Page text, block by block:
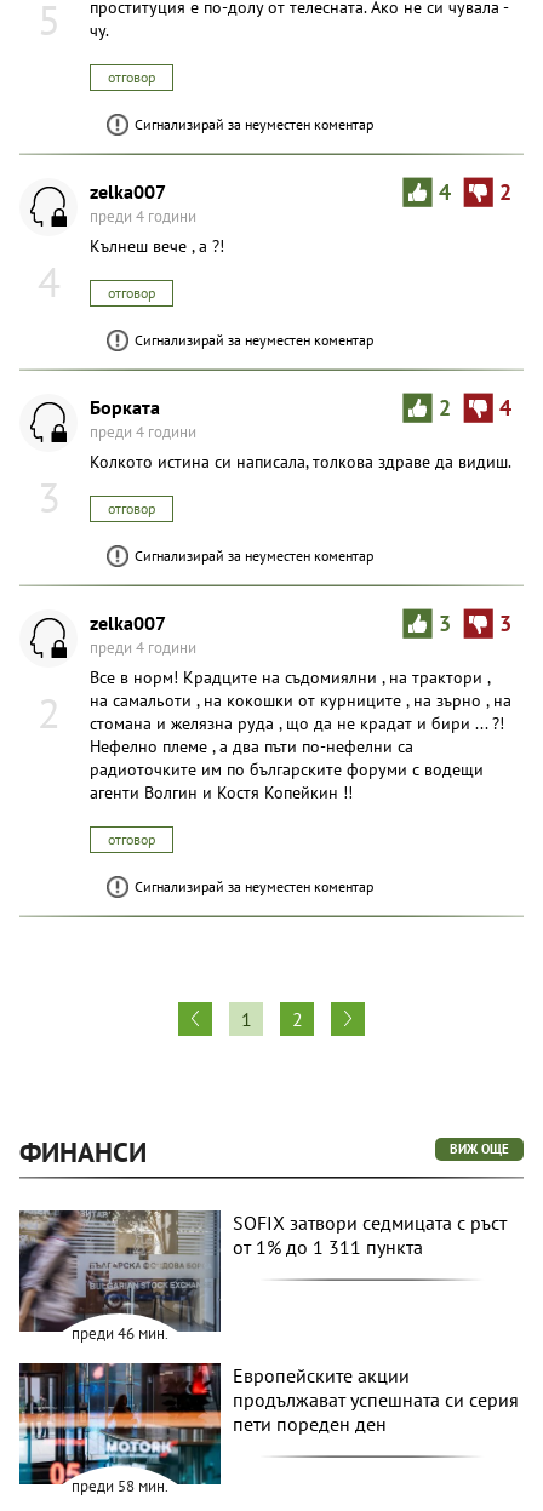
5
проституция е по-долу от телесната. Ако не си чувала -
чу.
отговор
Сигнализирай за неуместен коментар
4
4 2
zelka007
преди 4 години
Кълнеш вече , а ?!
отговор
Сигнализирай за неуместен коментар
3
2 4
Борката
преди 4 години
Колкото истина си написала, толкова здраве да видиш.
отговор
Сигнализирай за неуместен коментар
2
3 3
zelka007
преди 4 години
Все в норм! Крадците на съдомиялни , на трактори ,
на самальоти , на кокошки от курниците , на зърно , на
стомана и желязна руда , що да не крадат и бири ... ?!
Нефелно племе , а два пъти по-нефелни са
радиоточките им по българските форуми с водещи
агенти Волгин и Костя Копейкин !!
отговор
Сигнализирай за неуместен коментар
1 2
ФИНАНСИ ВИЖ ОЩЕ
преди 46 мин.
SOFIX затвори седмицата с ръст
от 1% до 1 311 пункта
преди 58 мин.
Европейските акции
продължават успешната си серия
пети пореден ден